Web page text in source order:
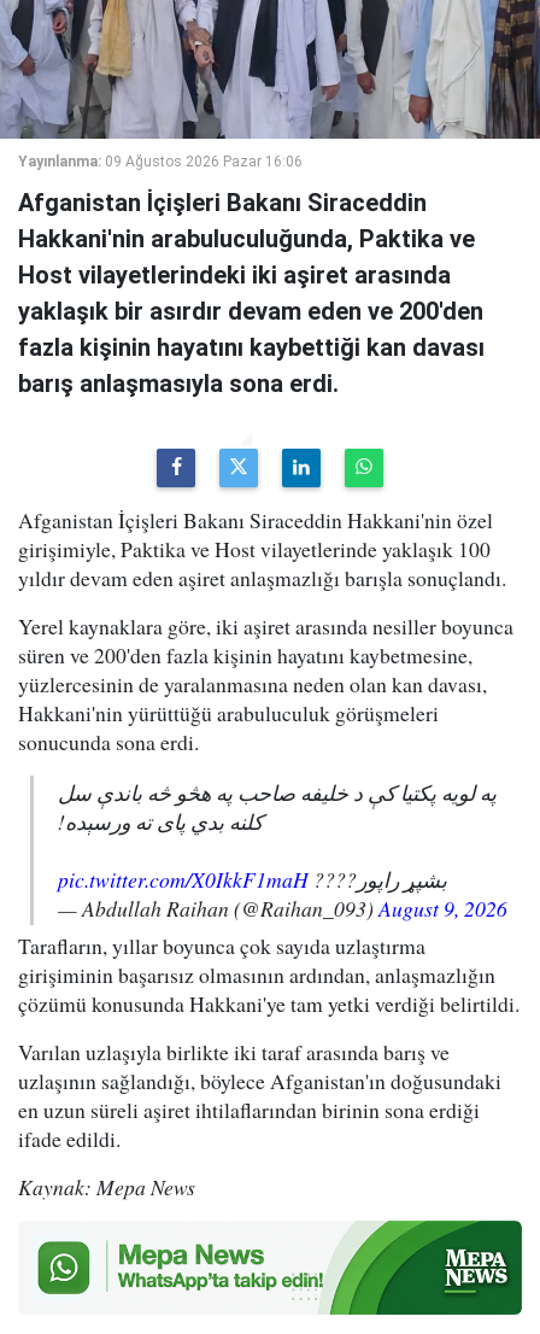
Yayınlanma: 09 Ağustos 2026 Pazar 16:06
Afganistan İçişleri Bakanı Siraceddin
Hakkani'nin arabuluculuğunda, Paktika ve
Host vilayetlerindeki iki aşiret arasında
yaklaşık bir asırdır devam eden ve 200'den
fazla kişinin hayatını kaybettiği kan davası
barış anlaşmasıyla sona erdi.
Afganistan İçişleri Bakanı Siraceddin Hakkani'nin özel
girişimiyle, Paktika ve Host vilayetlerinde yaklaşık 100
yıldır devam eden aşiret anlaşmazlığı barışla sonuçlandı.
Yerel kaynaklara göre, iki aşiret arasında nesiller boyunca
süren ve 200'den fazla kişinin hayatını kaybetmesine,
yüzlercesinin de yaralanmasına neden olan kan davası,
Hakkani'nin yürüttüğü arabuluculuk görüşmeleri
sonucunda sona erdi.
په لویه پکتیا کې د خلیفه صاحب په هڅو څه باندې سل
کلنه بدي پای ته ورسېده!
بشپړ راپور????pic.twitter.com/X0IkkF1maH
— Abdullah Raihan (@Raihan_093)August 9, 2026
Tarafların, yıllar boyunca çok sayıda uzlaştırma
girişiminin başarısız olmasının ardından, anlaşmazlığın
çözümü konusunda Hakkani'ye tam yetki verdiği belirtildi.
Varılan uzlaşıyla birlikte iki taraf arasında barış ve
uzlaşının sağlandığı, böylece Afganistan'ın doğusundaki
en uzun süreli aşiret ihtilaflarından birinin sona erdiği
ifade edildi.
Kaynak: Mepa News